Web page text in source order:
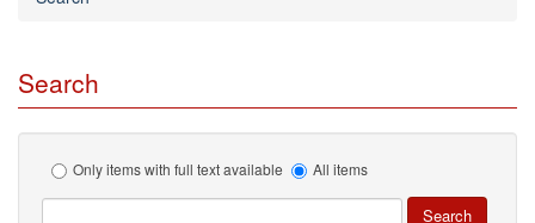
Search
Only items with full text available All items